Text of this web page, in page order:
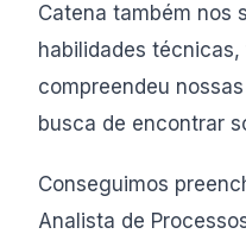
Catena também nos
habilidades
compreendeu
busca de encontrar
Conseguimos
Analista de